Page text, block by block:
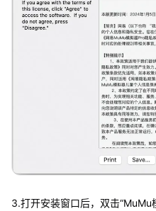
3.打开安装窗口后，双击